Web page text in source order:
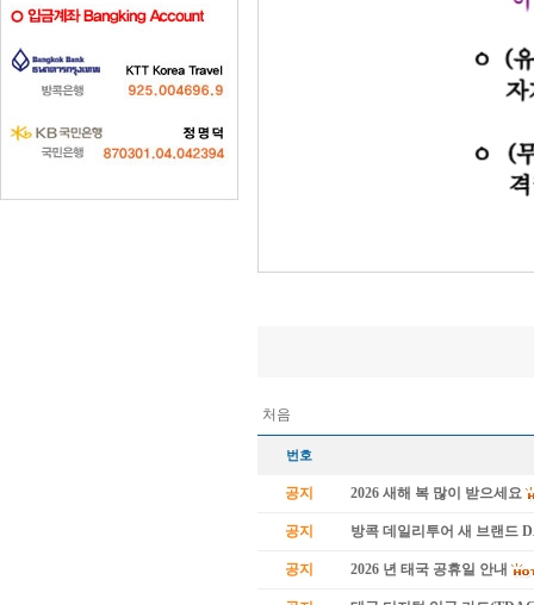
처음
번호
공지 2026 새해 복 많이 받으세요
공지 방콕 데일리투어 새 브랜드
공지 2026 년 태국 공휴일 안내